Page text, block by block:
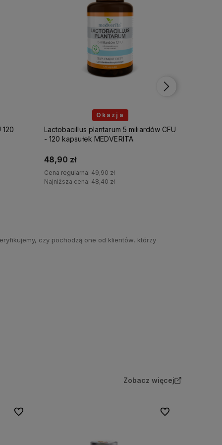
CFU
Okazja
Lactobacillus plantarum 5 miliardów CFU
- 60 kapsułek MEDVERITA
32,24 zł
Cena regularna: 32,90 zł
Najniższa cena:31,91 zł
czy pochodzą one od klientów, którzy
Zobacz więcej
Do ulubionych Do ulubionych